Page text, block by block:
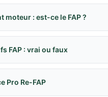
moteur : est-ce le FAP ?
FAP : vrai ou faux
Pro Re-FAP